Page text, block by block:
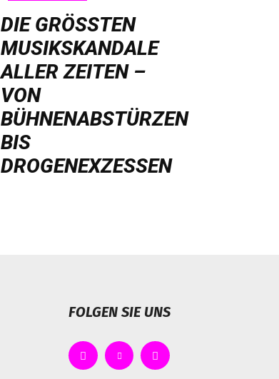
DIE GRÖSSTEN M
USIKSKANDALE A
LLER ZEITEN – V
ON B
ÜHNENABSTÜRZEN B
IS D
ROGENEXZESSEN
FOLGEN SIE UNS